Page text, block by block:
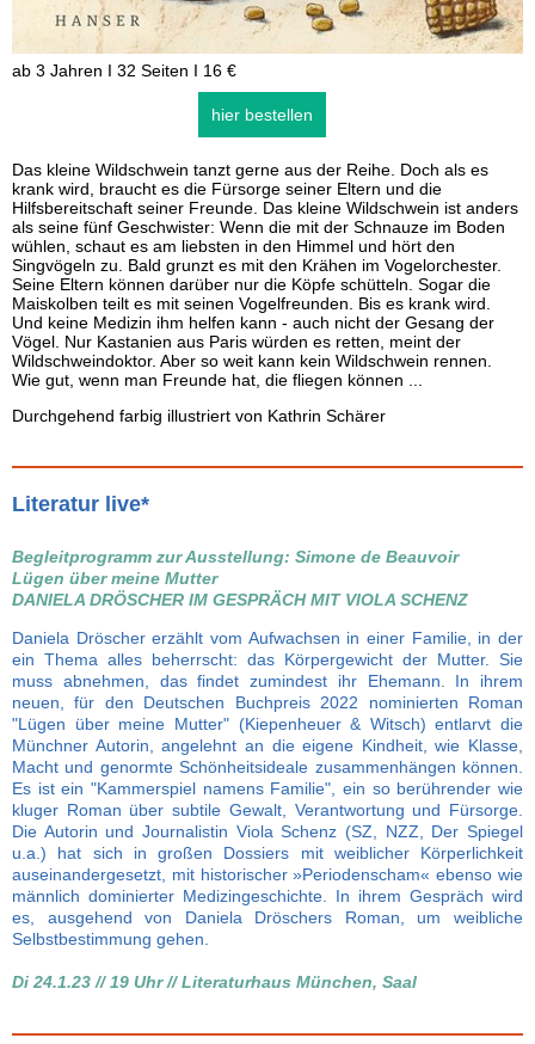
ab 3 Jahren I 32 Seiten I 16 €
hier bestellen
Das kleine Wildschwein tanzt gerne aus der Reihe. Doch als es
krank wird, braucht es die Fürsorge seiner Eltern und die
Hilfsbereitschaft seiner Freunde. Das kleine Wildschwein ist anders
als seine fünf Geschwister: Wenn die mit der Schnauze im Boden
wühlen, schaut es am liebsten in den Himmel und hört den
Singvögeln zu. Bald grunzt es mit den Krähen im Vogelorchester.
Seine Eltern können darüber nur die Köpfe schütteln. Sogar die
Maiskolben teilt es mit seinen Vogelfreunden. Bis es krank wird.
Und keine Medizin ihm helfen kann - auch nicht der Gesang der
Vögel. Nur Kastanien aus Paris würden es retten, meint der
Wildschweindoktor. Aber so weit kann kein Wildschwein rennen.
Wie gut, wenn man Freunde hat, die fliegen können ...
Durchgehend farbig illustriert von Kathrin Schärer
Literatur live*
Begleitprogramm zur Ausstellung: Simone de Beauvoir
Lügen über meine Mutter
DANIELA DRÖSCHER IM GESPRÄCH MIT VIOLA SCHENZ
Daniela Dröscher erzählt vom Aufwachsen in einer Familie, in der
ein Thema alles beherrscht: das Körpergewicht der Mutter. Sie
muss abnehmen, das findet zumindest ihr Ehemann. In ihrem
neuen, für den Deutschen Buchpreis 2022 nominierten Roman
"Lügen über meine Mutter" (Kiepenheuer & Witsch) entlarvt die
Münchner Autorin, angelehnt an die eigene Kindheit, wie Klasse,
Macht und genormte Schönheitsideale zusammenhängen können.
Es ist ein "Kammerspiel namens Familie", ein so berührender wie
kluger Roman über subtile Gewalt, Verantwortung und Fürsorge.
Die Autorin und Journalistin Viola Schenz (SZ, NZZ, Der Spiegel
u.a.) hat sich in großen Dossiers mit weiblicher Körperlichkeit
auseinandergesetzt, mit historischer »Periodenscham« ebenso wie
männlich dominierter Medizingeschichte. In ihrem Gespräch wird
es, ausgehend von Daniela Dröschers Roman, um weibliche
Selbstbestimmung gehen.
Di 24.1.23 // 19 Uhr // Literaturhaus München, Saal